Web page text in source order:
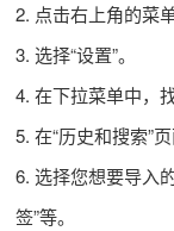
2. 点击右上角的菜
3. 选择“设置”。
4. 在下拉菜单中，
5. 在“历史和搜索”
6. 选择您想要导入
签”等。